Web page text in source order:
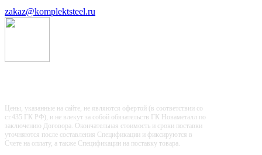
zakaz@komplektsteel.ru
Цены, указанные на сайте, не являются офертой (в соответствии со
ст.435 ГК РФ), и не влекут за собой обязательств ГК Новаметалл по
заключению Договора. Окончательная стоимость и сроки поставки
уточняются после составления Спецификации и фиксируются в
Счете на оплату, а также Спецификации на поставку товара.